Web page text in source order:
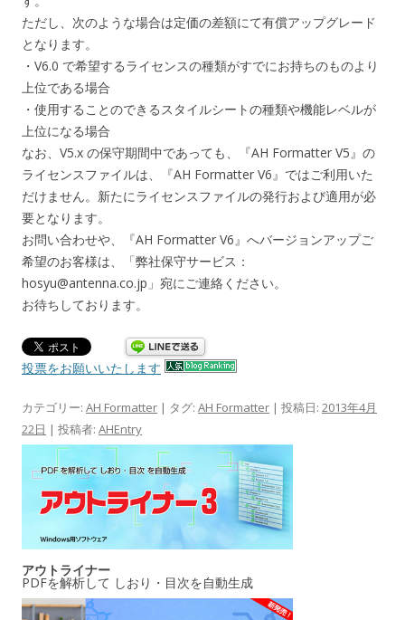
ただし、次のような場合は定価の差額にて有償アップグレード
となります。
・V6.0 で希望するライセンスの種類がすでにお持ちのものより
上位である場合
・使用することのできるスタイルシートの種類や機能レベルが
上位になる場合
なお、V5.x の保守期間中であっても、『AH Formatter V5』の
ライセンスファイルは、『AH Formatter V6』ではご利用いた
だけません。新たにライセンスファイルの発行および適用が必
要となります。
お問い合わせや、『AH Formatter V6』へバージョンアップご
希望のお客様は、「弊社保守サービス：
hosyu@antenna.co.jp」宛にご連絡ください。
お待ちしております。
投票をお願いいたします
カテゴリー: AH Formatter | タグ: AH Formatter | 投稿日: 2013年4月
22日 | 投稿者: AHEntry
アウトライナー
PDFを解析して しおり・目次を自動生成